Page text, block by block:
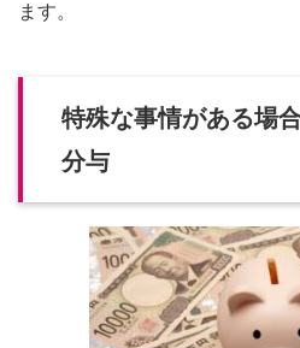
ます。
特殊な事情がある場
分与